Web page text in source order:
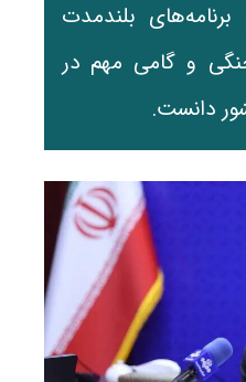
برنامه‌های بلندمدت
و گامی مهم در
دانست.